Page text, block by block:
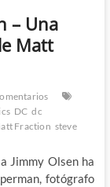
– Una
Matt
DC dc
Fraction steve
Jimmy Olsen ha
fotógrafo